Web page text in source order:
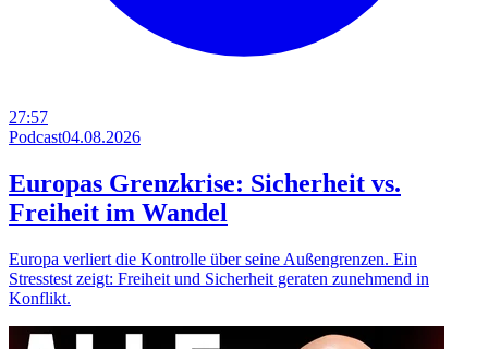
27:57
Podcast04.08.2026
Europas Grenzkrise: Sicherheit vs.
Freiheit im Wandel
Europa verliert die Kontrolle über seine Außengrenzen. Ein
Stresstest zeigt: Freiheit und Sicherheit geraten zunehmend in
Konflikt.